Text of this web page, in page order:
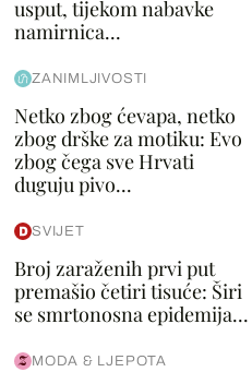
usput, tijekom nabavke
namirnica...
ZANIMLJIVOSTI
Netko zbog ćevapa, netko
zbog drške za motiku: Evo
zbog čega sve Hrvati
duguju pivo...
SVIJET
Broj zaraženih prvi put
premašio četiri tisuće: Širi
se smrtonosna epidemija...
MODA & LJEPOTA